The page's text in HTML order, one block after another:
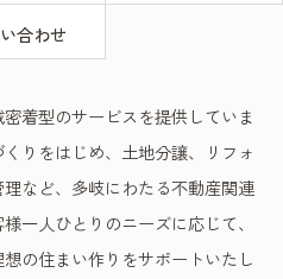
合わせ
着型のサービスを提供していま
りをはじめ、土地分譲、リフォ
など、多岐にわたる不動産関連
一人ひとりのニーズに応じて、
の住まい作りをサポートいたし